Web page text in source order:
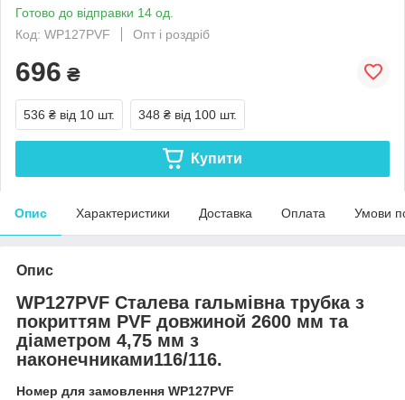
Готово до відправки 14 од.
Код: WP127PVF
Опт і роздріб
696 ₴
536 ₴ від 10 шт. 348 ₴ від 100 шт.
Купити
Опис Характеристики Доставка Оплата Умови
Опис
WP127PVF Сталева гальмівна трубка з
покриттям PVF довжиной 2600 мм та
діаметром 4,75 мм з
наконечниками116/116.
Номер для замовлення WP127PVF